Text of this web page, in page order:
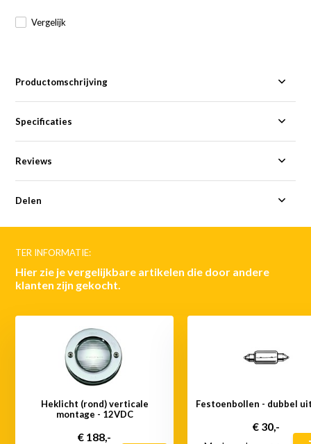
Vergelijk
Productomschrijving
Specificaties
Reviews
Delen
TER INFORMATIE:
Hier zie je vergelijkbare artikelen die door andere
klanten zijn gekocht.
Heklicht (rond) verticale
montage - 12VDC
€ 188,-
Festoenbollen - dubbel
€ 30,-